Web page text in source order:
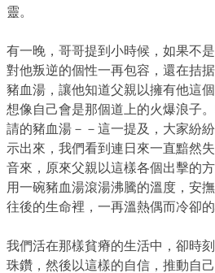
靈。
有一晚，哥哥提到小時候，如果不
對他叛逆的個性一再包容，還在拮
豬血湯，讓他知道父親以擁有他這
想像自己會是那個道上的火爆浪子
請的豬血湯－－這一提及，大家紛
示出來，我們看到連日來一直黯然
音來，原來父親以這樣各個出擊的
用一碗豬血湯滾湯沸騰的溫度，安
往後的生命裡，一再溫熱偶而冷卻的
我們活在那樣貧瘠的生活中，卻時
珠鑽，然後以這樣的自信，推動自